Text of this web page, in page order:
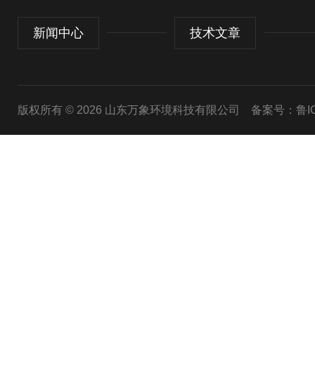
新闻中心 技术文章
版权所有 © 2026 山东万象环境科技有限公司 备案号：鲁